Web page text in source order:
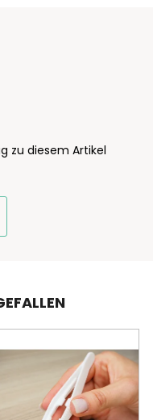
zu diesem Artikel